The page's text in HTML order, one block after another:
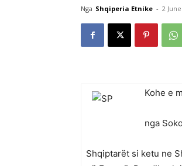
Nga Shqiperia Etnike - 2
Kohe e
nga
Shqiptarët si ketu ne